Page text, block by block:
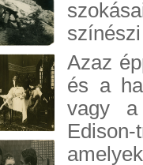
Azaz
és a
vagy a